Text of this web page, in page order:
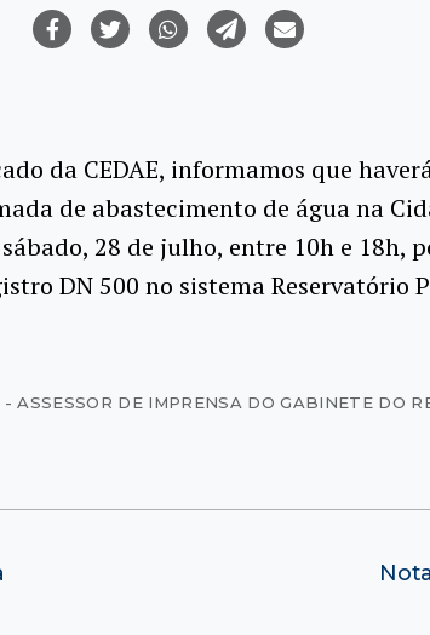
da CEDAE, informamos que
de abastecimento de água na
28 de julho, entre 10h e 18h,
DN 500 no sistema Reservatório
ASSESSOR DE IMPRENSA DO GABINETE DO